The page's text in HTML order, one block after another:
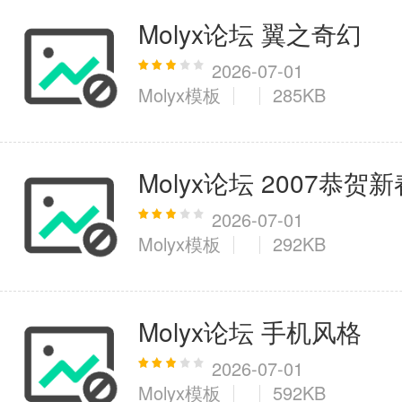
Molyx论坛 翼之奇幻
2026-07-01
Molyx模板
285KB
Molyx论坛 2007恭贺新
2026-07-01
Molyx模板
292KB
Molyx论坛 手机风格
2026-07-01
Molyx模板
592KB